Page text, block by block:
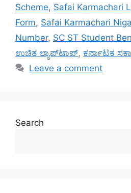
Scheme, Safai Karmachari
Form, Safai Karmachari
Number, SC ST Student
ಉಚಿತ ಲ್ಯಾಪ್‌ಟಾಪ್, ಕರ್ನಾಟಕ
Leave a comment
Search